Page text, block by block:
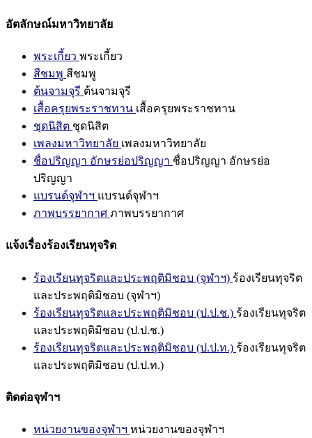
อัตลักษณ์มหาวิทยาลัย
พระเกี้ยว พระเกี้ยว
สีชมพู สีชมพู
ต้นจามจุรี ต้นจามจุรี
เสื้อครุยพระราชทาน เสื้อครุยพระราชทาน
ชุดนิสิต ชุดนิสิต
เพลงมหาวิทยาลัย เพลงมหาวิทยาลัย
ชื่อปริญญา อักษรย่อปริญญา ชื่อปริญญา อักษรย่อ
ปริญญา
แบรนด์จุฬาฯ แบรนด์จุฬาฯ
ภาพบรรยากาศ ภาพบรรยากาศ
แจ้งเรื่องร้องเรียนทุจริต
ร้องเรียนทุจริตและประพฤติมิชอบ (จุฬาฯ) ร้องเรียนทุจริต
และประพฤติมิชอบ (จุฬาฯ)
ร้องเรียนทุจริตและประพฤติมิชอบ (ป.ป.ช.) ร้องเรียนทุจริต
และประพฤติมิชอบ (ป.ป.ช.)
ร้องเรียนทุจริตและประพฤติมิชอบ (ป.ป.ท.) ร้องเรียนทุจริต
และประพฤติมิชอบ (ป.ป.ท.)
ติดต่อจุฬาฯ
หน่วยงานของจุฬาฯ หน่วยงานของจุฬาฯ